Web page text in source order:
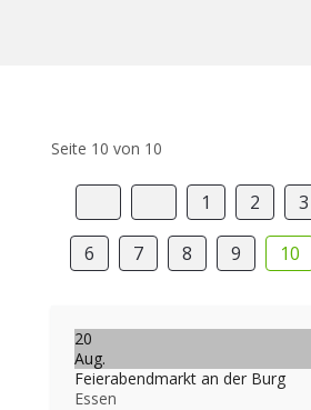
Seite 10 von 10
1 2 3
6 7 8 9 10
20
Aug.
Feierabendmarkt an der Burg
Essen